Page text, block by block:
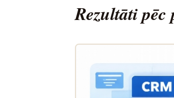
Rezultāti pēc